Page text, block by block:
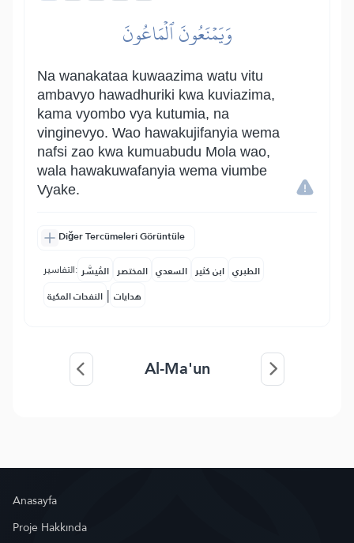
وَيَمۡنَعُونَ ٱلۡمَاعُونَ
Na wanakataa kuwaazima watu vitu
ambavyo hawadhuriki kwa kuviazima,
kama vyombo vya kutumia, na
vinginevyo. Wao hawakujifanyia wema
nafsi zao kwa kumuabudu Mola wao,
wala hawakuwafanyia wema viumbe
Vyake.
Diğer Tercümeleri Görüntüle
التفاسير: المُيسَّر المختصر السعدي ابن كثير الطبري
النفحات المكية | هدايات
Al-Ma'un
Anasayfa
Proje Hakkında